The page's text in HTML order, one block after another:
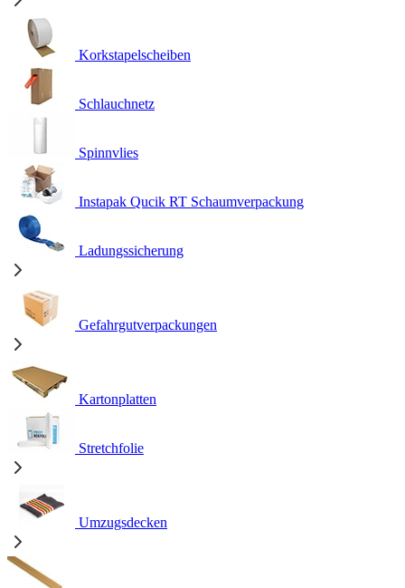
Korkstapelscheiben
Schlauchnetz
Spinnvlies
Instapak Qucik RT Schaumverpackung
Ladungssicherung
Gefahrgutverpackungen
Kartonplatten
Stretchfolie
Umzugsdecken